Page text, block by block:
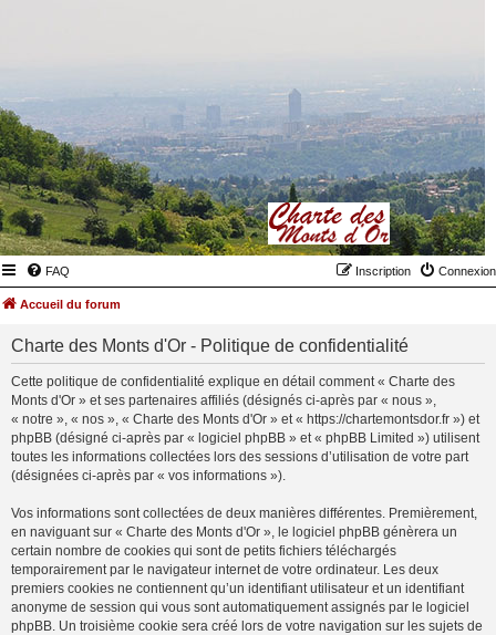
FAQ Connexion
Inscription
Accueil du forum
Charte des Monts d'Or - Politique de confidentialité
Cette politique de confidentialité explique en détail comment « Charte des
Monts d'Or » et ses partenaires affiliés (désignés ci-après par « nous »,
« notre », « nos », « Charte des Monts d'Or » et « https://chartemontsdor.fr ») et
phpBB (désigné ci-après par « logiciel phpBB » et « phpBB Limited ») utilisent
toutes les informations collectées lors des sessions d’utilisation de votre part
(désignées ci-après par « vos informations »).
Vos informations sont collectées de deux manières différentes. Premièrement,
en naviguant sur « Charte des Monts d'Or », le logiciel phpBB génèrera un
certain nombre de cookies qui sont de petits fichiers téléchargés
temporairement par le navigateur internet de votre ordinateur. Les deux
premiers cookies ne contiennent qu’un identifiant utilisateur et un identifiant
anonyme de session qui vous sont automatiquement assignés par le logiciel
phpBB. Un troisième cookie sera créé lors de votre navigation sur les sujets de